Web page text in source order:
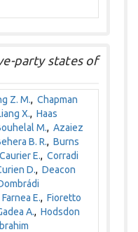
party states of
Z. M.,Chapman
X.,Haas
M.,Azaiez
B. R.,Burns
Caurier E.,Corradi
D.,Deacon
Farnea E.,Fioretto
A.,Hodsdon